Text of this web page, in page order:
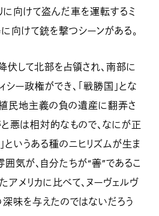
に向けて盗んだ車を運転するミ
向けて銃を撃つシーンがある。
して北部を占領され、南部に
ー政権ができ、「戦勝国」とな
民地主義の負の遺産に翻弄さ
と悪は相対的なもので、なにが正
というある種のニヒリズムが生ま
囲気が、自分たちが“善”であるこ
アメリカに比べて、ヌーヴェルヴ
味を与えたのではないだろう